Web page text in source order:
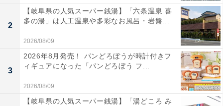
2
【岐阜県の人気スーパー銭湯】「六条温泉 喜
多の湯」は人工温泉や多彩なお風呂・岩盤...
2026/08/09
3
2026年8月発売！ パンどろぼうが時計付きフ
ィギュアになった「パンどろぼう フ...
2026/08/09
【岐阜県の人気スーパー銭湯】「湯どころ み